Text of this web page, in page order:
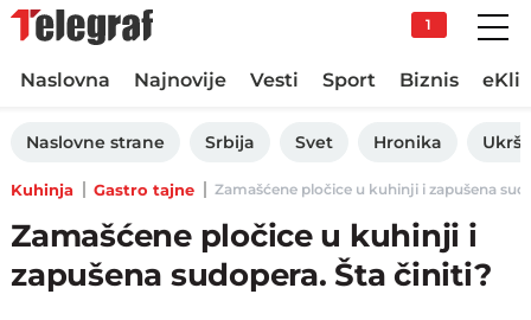
1
Naslovna Najnovije Vesti Sport Biznis
Naslovne strane Srbija Svet Hronika
Kuhinja Gastro tajne Zamašćene pločice u kuhinji i zapušena
Zamašćene pločice u kuhinji i
zapušena sudopera. Šta činiti?